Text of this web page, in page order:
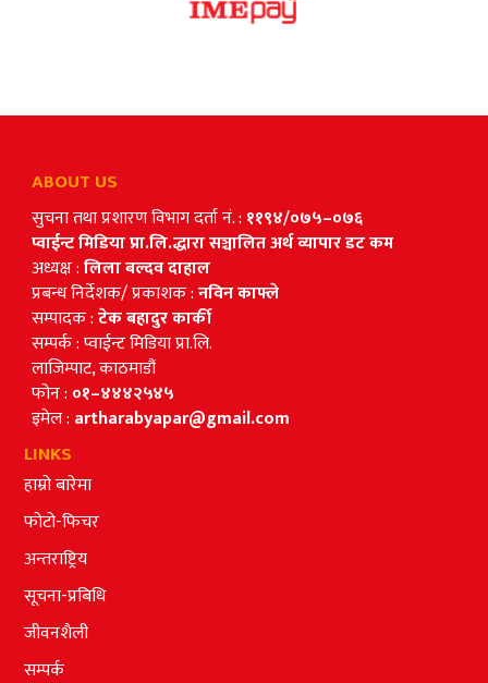
ABOUT US
सुचना तथा प्रशारण विभाग दर्ता नं. : ११९४/०७५–०७६
प्वाईन्ट मिडिया प्रा.लि.द्धारा सञ्चालित अर्थ व्यापार डट कम
अध्यक्ष :लिला बल्दव दाहाल
प्रबन्ध निर्देशक/ प्रकाशक :नविन काफ्ले
सम्पादक :टेक बहादुर कार्की
सम्पर्क : प्वाईन्ट मिडिया प्रा.लि.
लाजिम्पाट, काठमाडौं
फोन : ०१–४४४२५४५
इमेल : artharabyapar@gmail.com
LINKS
हाम्रो बारेमा
फोटो-फिचर
अन्तराष्ट्रिय
सूचना-प्रबिधि
जीवनशैली
सम्पर्क